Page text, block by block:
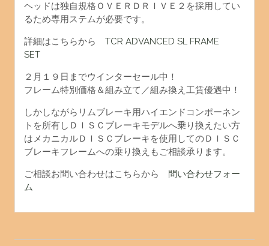
ヘッドは独自規格ＯＶＥＲＤＲＩＶＥ２を採用してい
るため専用ステムが必要です。
詳細はこちらから TCR ADVANCED SL FRAME
SET
２月１９日までウインターセール中！
フレーム特別価格＆組み立て／組み換え工賃優遇中！
しかしながらリムブレーキ用ハイエンドコンポーネン
トを所有しＤＩＳＣブレーキモデルへ乗り換えたい方
はメカニカルＤＩＳＣブレーキを使用してのＤＩＳＣ
ブレーキフレームへの乗り換えもご相談承ります。
ご相談お問い合わせはこちらから 問い合わせフォー
ム
投